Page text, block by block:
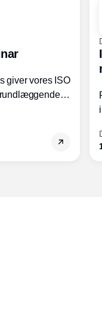
giver vores ISO
andre